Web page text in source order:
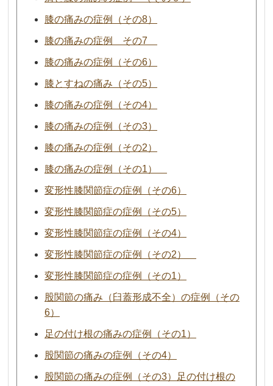
膝の痛みの症例（その8）
膝の痛みの症例 その7
膝の痛みの症例（その6）
膝とすねの痛み（その5）
膝の痛みの症例（その4）
膝の痛みの症例（その3）
膝の痛みの症例（その2）
膝の痛みの症例（その1）
変形性膝関節症の症例（その6）
変形性膝関節症の症例（その5）
変形性膝関節症の症例（その4）
変形性膝関節症の症例（その2）
変形性膝関節症の症例（その1）
股関節の痛み（臼蓋形成不全）の症例（その
6）
足の付け根の痛みの症例（その1）
股関節の痛みの症例（その4）
股関節の痛みの症例（その3）足の付け根の